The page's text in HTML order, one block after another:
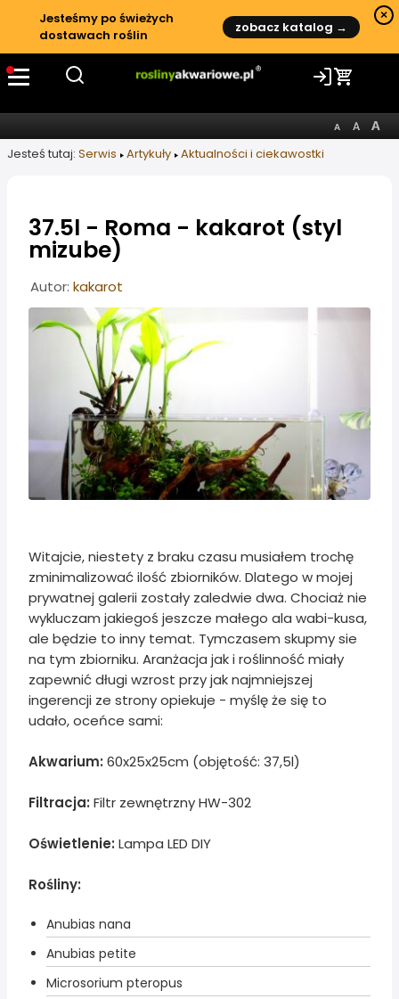
Jesteśmy po świeżych
dostawach roślin
zobacz katalog →
×
Jesteś tutaj: Serwis Artykuły Aktualności i ciekawostki
37.5l - Roma - kakarot (styl
mizube)
Informacje o artykule
Autor: kakarot
Witajcie, niestety z braku czasu musiałem trochę
zminimalizować ilość zbiorników. Dlatego w mojej
prywatnej galerii zostały zaledwie dwa. Chociaż nie
wykluczam jakiegoś jeszcze małego ala wabi-kusa,
ale będzie to inny temat. Tymczasem skupmy sie
na tym zbiorniku. Aranżacja jak i roślinność miały
zapewnić długi wzrost przy jak najmniejszej
ingerencji ze strony opiekuje - myślę że się to
udało, oceńce sami:
Akwarium: 60x25x25cm (objętość: 37,5l)
Filtracja: Filtr zewnętrzny HW-302
Oświetlenie: Lampa LED DIY
Rośliny:
Anubias nana
Anubias petite
Microsorium pteropus